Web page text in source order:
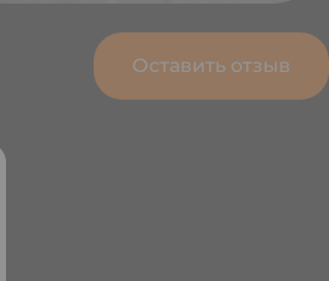
Оставить отзыв